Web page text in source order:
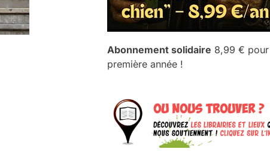
Abonnement solidaire 8,99 € pour
première année !